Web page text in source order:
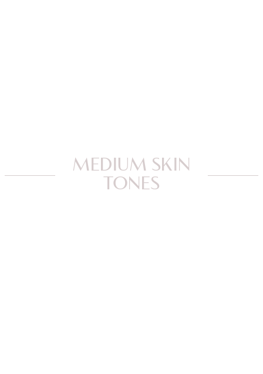
MEDIUM SKIN
TONES